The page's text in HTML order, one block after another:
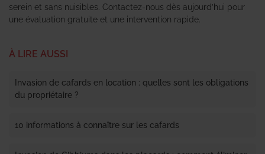
serein et sans nuisibles. Contactez-nous dès aujourd’hui pour
une évaluation gratuite et une intervention rapide.
À LIRE AUSSI
Invasion de cafards en location : quelles sont les obligations
du propriétaire ?
10 informations à connaître sur les cafards